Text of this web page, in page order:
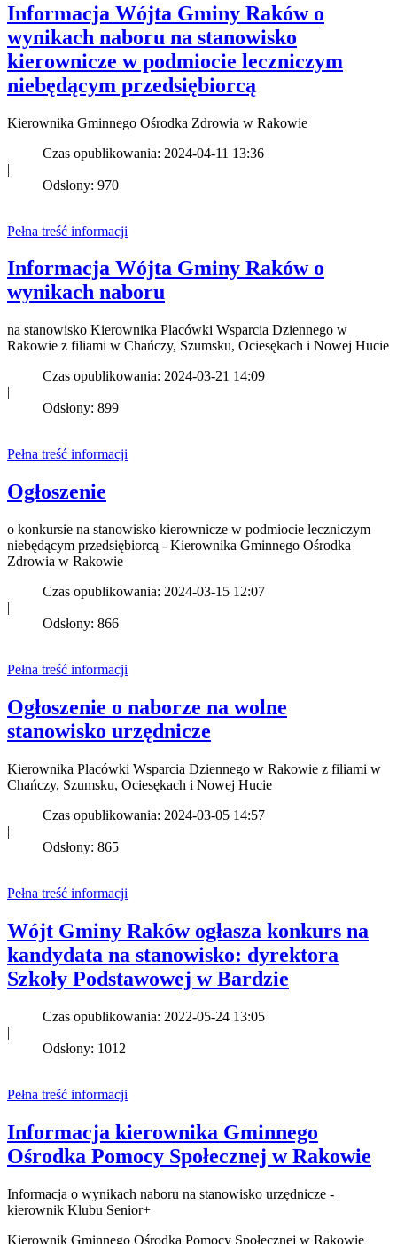
Informacja Wójta Gminy Raków o
wynikach naboru na stanowisko
kierownicze w podmiocie leczniczym
niebędącym przedsiębiorcą
Kierownika Gminnego Ośrodka Zdrowia w Rakowie
Czas opublikowania: 2024-04-11 13:36
|
Odsłony: 970
Pełna treść informacji
Informacja Wójta Gminy Raków o
wynikach naboru
na stanowisko Kierownika Placówki Wsparcia Dziennego w
Rakowie z filiami w Chańczy, Szumsku, Ociesękach i Nowej Hucie
Czas opublikowania: 2024-03-21 14:09
|
Odsłony: 899
Pełna treść informacji
Ogłoszenie
o konkursie na stanowisko kierownicze w podmiocie leczniczym
niebędącym przedsiębiorcą - Kierownika Gminnego Ośrodka
Zdrowia w Rakowie
Czas opublikowania: 2024-03-15 12:07
|
Odsłony: 866
Pełna treść informacji
Ogłoszenie o naborze na wolne
stanowisko urzędnicze
Kierownika Placówki Wsparcia Dziennego w Rakowie z filiami w
Chańczy, Szumsku, Ociesękach i Nowej Hucie
Czas opublikowania: 2024-03-05 14:57
|
Odsłony: 865
Pełna treść informacji
Wójt Gminy Raków ogłasza konkurs na
kandydata na stanowisko: dyrektora
Szkoły Podstawowej w Bardzie
Czas opublikowania: 2022-05-24 13:05
|
Odsłony: 1012
Pełna treść informacji
Informacja kierownika Gminnego
Ośrodka Pomocy Społecznej w Rakowie
Informacja o wynikach naboru na stanowisko urzędnicze -
kierownik Klubu Senior+
Kierownik Gminnego Ośrodka Pomocy Społecznej w Rakowie